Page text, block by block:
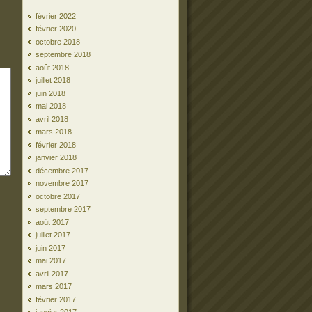
février 2022
février 2020
octobre 2018
septembre 2018
août 2018
juillet 2018
juin 2018
mai 2018
avril 2018
mars 2018
février 2018
janvier 2018
décembre 2017
novembre 2017
octobre 2017
septembre 2017
août 2017
juillet 2017
juin 2017
mai 2017
avril 2017
mars 2017
février 2017